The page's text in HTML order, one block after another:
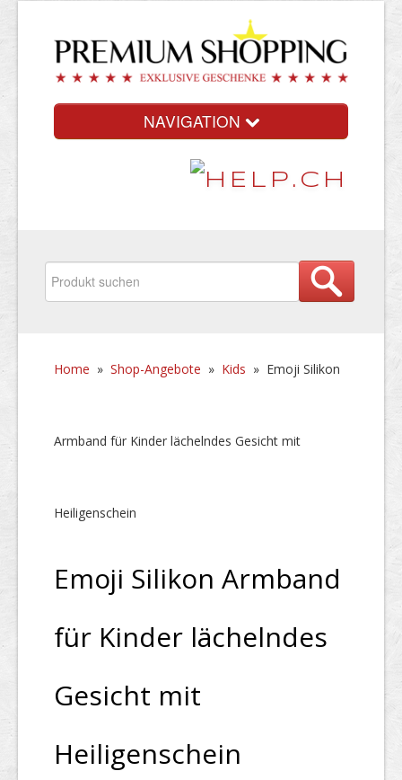
NAVIGATION
Home » Shop-Angebote » Kids » Emoji Silikon
Armband für Kinder lächelndes Gesicht mit
Heiligenschein
Emoji Silikon Armband
für Kinder lächelndes
Gesicht mit
Heiligenschein